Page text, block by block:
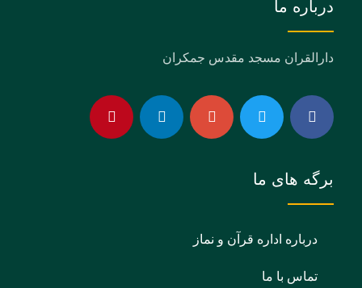
درباره ما
دارالقران مسجد مقدس جمکران
برگه های ما
درباره اداره قرآن و نماز
تماس با ما